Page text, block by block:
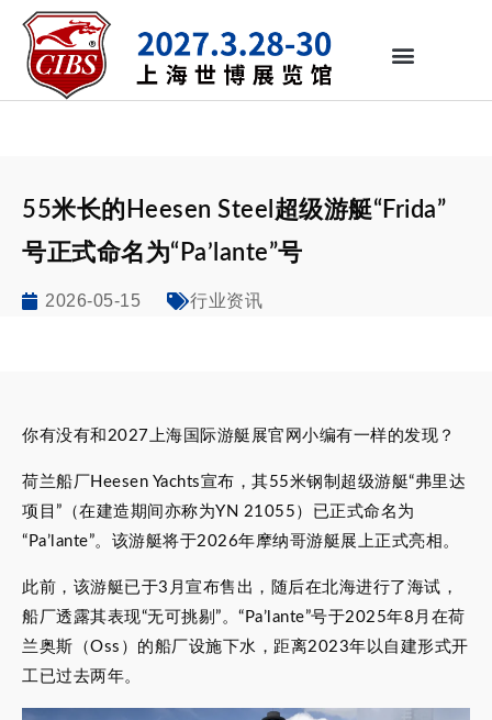
55米长的Heesen Steel超级游艇“Frida”
号正式命名为“Pa’lante”号
2026-05-15 行业资讯
你有没有和2027上海国际游艇展官网小编有一样的发现？
荷兰船厂Heesen Yachts宣布，其55米钢制超级游艇“弗里达
项目”（在建造期间亦称为YN 21055）已正式命名为
“Pa’lante”。该游艇将于2026年摩纳哥游艇展上正式亮相。
此前，该游艇已于3月宣布售出，随后在北海进行了海试，
船厂透露其表现“无可挑剔”。“Pa’lante”号于2025年8月在荷
兰奥斯（Oss）的船厂设施下水，距离2023年以自建形式开
工已过去两年。